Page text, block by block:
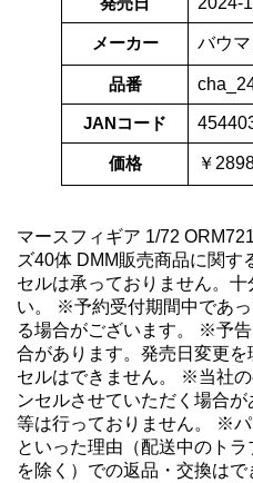
メーカー バウ
品番
JANコード
価格 ￥
マースフィギア 1/72
ズ40体 DMM販売商品に関
セルは承っておりません。
い。 ※予約受付期間中であ
る場合がございます。 ※予
合があります。発売日変更
セルはできません。 ※当社
ンセルさせていただく場合
等は行っておりません。 ※
といった理由（配送中のト
を除く）での返品・交換は